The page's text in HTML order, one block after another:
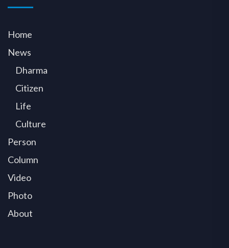
Home
News
Dharma
Citizen
Life
Culture
Person
Column
Video
Photo
About